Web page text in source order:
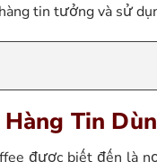
tin tưởng và sử
Tin
được biết đến là